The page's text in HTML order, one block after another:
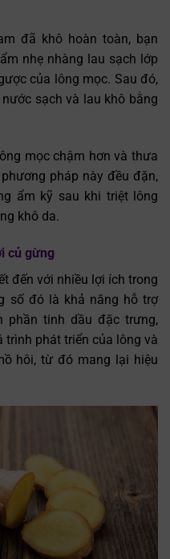
đã khô hoàn toàn, bạn
nhẹ nhàng lau sạch lớp
của lông mọc. Sau đó,
sạch và lau khô bằng
mọc chậm hơn và thưa
pháp này đều đặn,
ẩm kỹ sau khi triệt lông
khô da.
củ gừng
đến với nhiều lợi ích trong
số đó là khả năng hỗ trợ
phần tinh dầu đặc trưng,
trình phát triển của lông và
hôi, từ đó mang lại hiệu